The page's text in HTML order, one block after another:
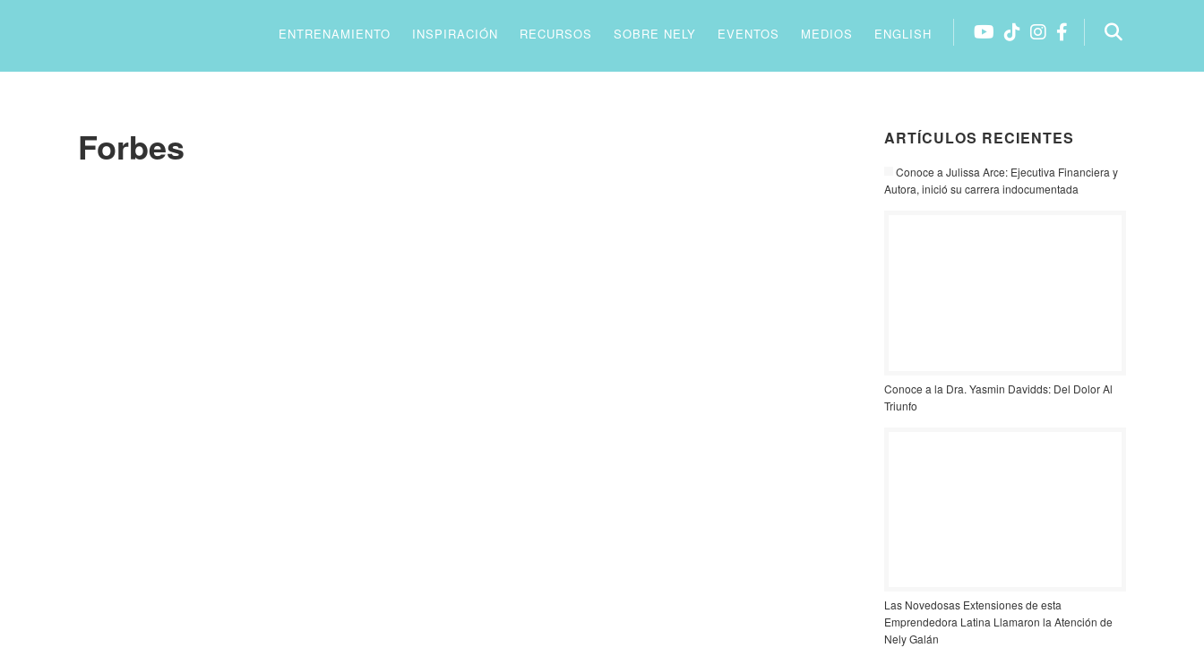
ENTRENAMIENTO INSPIRACIÓN RECURSOS SOBRE NELY EVENTOS MEDIOS ENGLISH
Forbes ARTÍCULOS RECIENTES
Conoce a Julissa Arce: Ejecutiva Financiera y
Autora, inició su carrera indocumentada
Conoce a la Dra. Yasmin Davidds: Del Dolor Al
Triunfo
Las Novedosas Extensiones de esta
Emprendedora Latina Llamaron la Atención de
Nely Galán